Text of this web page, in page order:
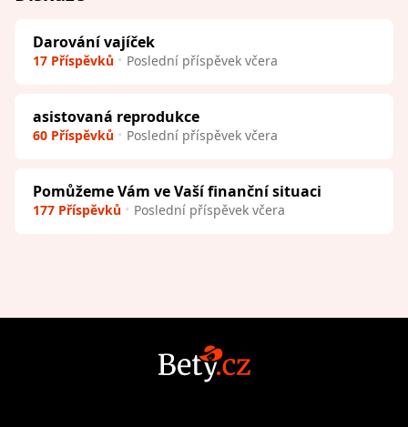
Darování vajíček
17 Příspěvků Poslední příspěvek včera
asistovaná reprodukce
60 Příspěvků Poslední příspěvek včera
Pomůžeme Vám ve Vaší finanční situaci
177 Příspěvků Poslední příspěvek včera